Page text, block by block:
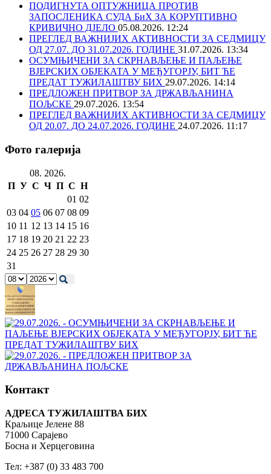
ПОДИГНУТА ОПТУЖНИЦА ПРОТИВ
ЗАПОСЛЕНИКА СУДА БиХ ЗА КОРУПТИВНО
КРИВИЧНО ДЈЕЛО 05.08.2026. 12:24
ПРЕГЛЕД ВАЖНИЈИХ АКТИВНОСТИ ЗА СЕДМИЦУ
ОД 27.07. ДО 31.07.2026. ГОДИНЕ 31.07.2026. 13:34
ОСУМЊИЧЕНИ ЗА СКРНАВЉЕЊЕ И ПАЉЕЊЕ
ВЈЕРСКИХ ОБЈЕКАТА У МЕЂУГОРЈУ, БИТ ЋЕ
ПРЕДАТ ТУЖИЛАШТВУ БИХ 29.07.2026. 14:14
ПРЕДЛОЖЕН ПРИТВОР ЗА ДРЖАВЉАНИНА
ПОЉСКЕ 29.07.2026. 13:54
ПРЕГЛЕД ВАЖНИЈИХ АКТИВНОСТИ ЗА СЕДМИЦУ
ОД 20.07. ДО 24.07.2026. ГОДИНЕ 24.07.2026. 11:17
Фото галерија
08. 2026.
П У С Ч П С Н
01 02
03 04 05 06 07 08 09
10 11 12 13 14 15 16
17 18 19 20 21 22 23
24 25 26 27 28 29 30
31
Контакт
АДРЕСА ТУЖИЛАШТВА БИХ
Краљице Јелене 88
71000 Сарајево
Босна и Херцеговина
Тел: +387 (0) 33 483 700